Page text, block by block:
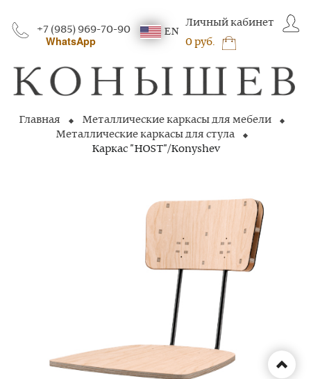
+7 (985) 969-70-90
WhatsApp
EN
Личный кабинет
0 руб.
Главная
Металлические каркасы для мебели
Металлические каркасы для стула
Каркас "HOST"/Konyshev